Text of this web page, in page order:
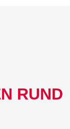
RUND